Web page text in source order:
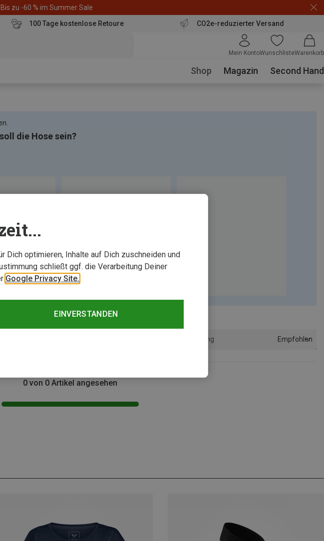
zu -60 % im Summer Sale
100 Tage kostenlose Retoure CO2e-reduzierter Versand
Mein KontoWunschlisteWarenkorb
Shop Magazin Second Hand
die Hose sein?
Sortierung Empfohlen
0 von 0 Artikel angesehen
Dich optimieren, Inhalte auf Dich zuschneiden und
schließt ggf. die Verarbeitung Deiner
Google Privacy Site.
EINVERSTANDEN